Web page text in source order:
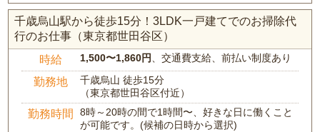
千歳烏山駅から徒歩15分！3LDK一戸建てでのお掃除代
行のお仕事（東京都世田谷区）
時給 1,500〜1,860円、交通費支給、前払い制度あり
勤務地
千歳烏山 徒歩15分
（東京都世田谷区付近）
勤務時間
8時～20時の間で1時間〜、好きな日に働くこと
が可能です。(候補の日時から選択)